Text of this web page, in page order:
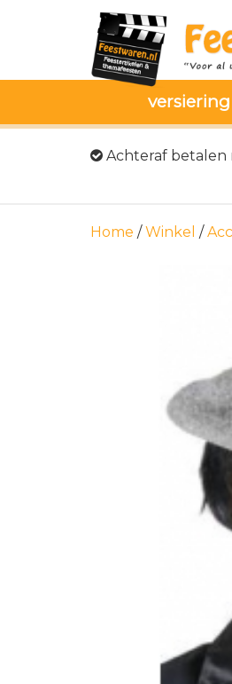
versiering
Achteraf betalen
Home /Winkel /